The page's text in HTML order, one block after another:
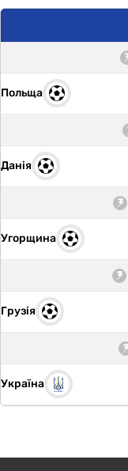
Польща
Данія
Угорщина
Грузія
Україна